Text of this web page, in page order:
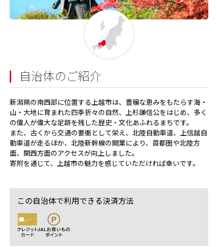
自治体のご紹介
新潟県の南西部に位置する上越市は、豊穣な恵みをもたらす海・
山・大地に育まれた四季折々の自然、上杉謙信公をはじめ、多く
の偉人が偉大な足跡を残した歴史・文化あふれるまちです。
また、古くから交通の要衝として栄え、北陸自動車道、上信越自
動車道が走るほか、北陸新幹線の開業により、首都圏や北陸方
面、関西方面のアクセスが向上しました。
寄附を通じて、上越市の魅力を感じていただければ幸いです。
この自治体で利用できる決済方法